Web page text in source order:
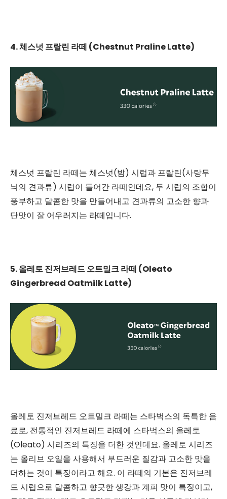
4. 체스넛 프랄린 라떼 (Chestnut Praline Latte)
체스넛 프랄린 라떼는 체스넛(밤) 시럽과 프랄린(사탕무
늬의 견과류) 시럽이 들어간 라떼인데요, 두 시럽의 조합이
풍부하고 달콤한 맛을 만들어내고 견과류의 고소한 향과
단맛이 잘 어우러지는 라떼입니다.
5. 올레토 진저브레드 오트밀크 라떼 (Oleato
Gingerbread Oatmilk Latte)
올레토 진저브레드 오트밀크 라떼는 스타벅스의 독특한 음
료로, 전통적인 진저브레드 라떼에 스타벅스의 올레토
(Oleato) 시리즈의 특징을 더한 것인데요. 올레토 시리즈
는 올리브 오일을 사용해서 부드러운 질감과 고소한 맛을
더하는 것이 특징이라고 해요. 이 라떼의 기본은 진저브레
드 시럽으로 달콤하고 향긋한 생강과 계피 맛이 특징이고,